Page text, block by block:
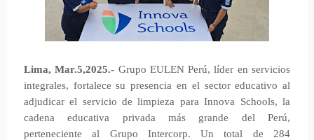
Lima, Mar.5,2025.- Grupo EULEN Perú, líder en servicios
integrales, fortalece su presencia en el sector educativo al
adjudicar el servicio de limpieza para Innova Schools, la
cadena educativa privada más grande del Perú,
perteneciente al Grupo Intercorp. Un total de 284